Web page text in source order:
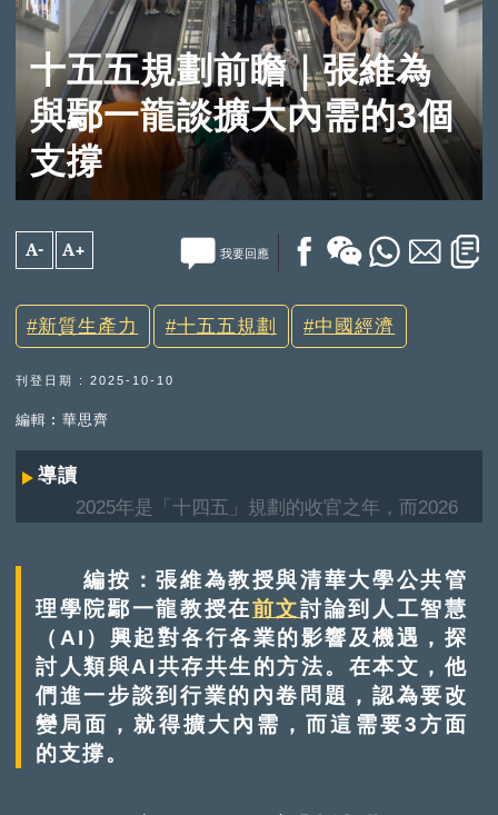
十五五規劃前瞻｜張維為
與鄢一龍談擴大內需的3個
支撐
A- A+ 我要回應
新質生產力 十五五規劃 中國經濟
刊登日期 : 2025-10-10
編輯︰華思齊
導讀
2025年是「十四五」規劃的收官之年，而2026
個人又如何在大局中尋找機遇？
編按：張維為教授與清華大學公共管
理學院鄢一龍教授在前文討論到人工智慧
（AI）興起對各行各業的影響及機遇，探
討人類與AI共存共生的方法。在本文，他
們進一步談到行業的內卷問題，認為要改
變局面，就得擴大內需，而這需要3方面
的支撐。